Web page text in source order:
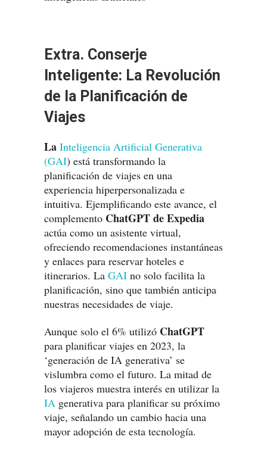
Extra. Conserje
Inteligente: La Revolución
de la Planificación de
Viajes
La Inteligencia Artificial Generativa
(GAI) está transformando la
planificación de viajes en una
experiencia hiperpersonalizada e
intuitiva. Ejemplificando este avance, el
complemento ChatGPT de Expedia
actúa como un asistente virtual,
ofreciendo recomendaciones instantáneas
y enlaces para reservar hoteles e
itinerarios. La GAI no solo facilita la
planificación, sino que también anticipa
nuestras necesidades de viaje.
Aunque solo el 6% utilizó ChatGPT
para planificar viajes en 2023, la
‘generación de IA generativa’ se
vislumbra como el futuro. La mitad de
los viajeros muestra interés en utilizar la
IA generativa para planificar su próximo
viaje, señalando un cambio hacia una
mayor adopción de esta tecnología.